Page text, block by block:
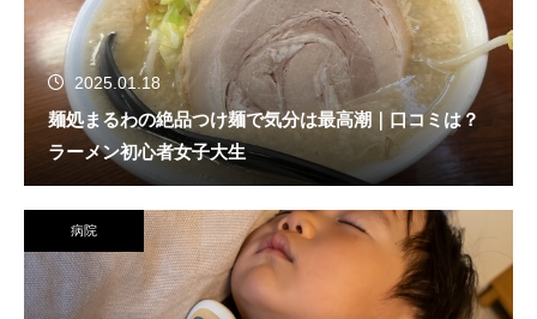
2025.01.18
麺処まるわの絶品つけ麺で気分は最高潮｜口コミは？
ラーメン初心者女子大生
病院